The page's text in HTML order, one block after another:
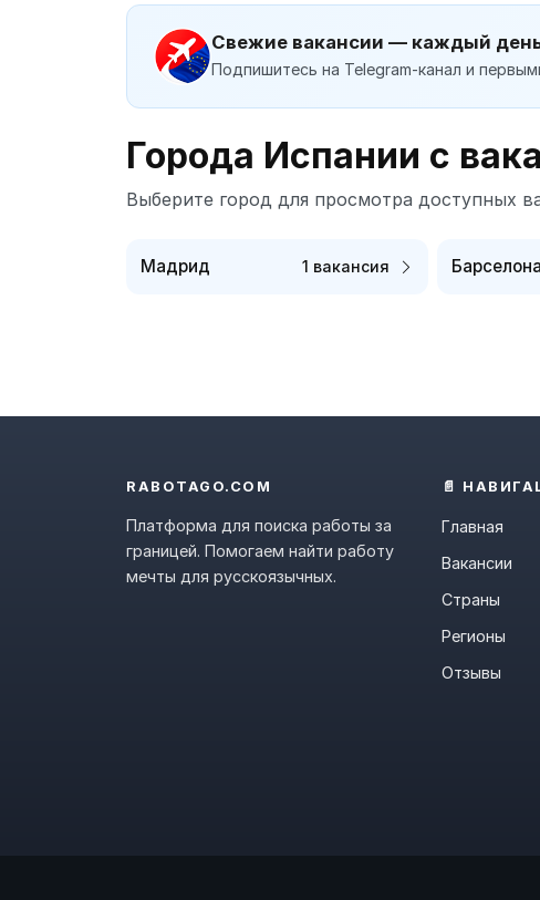
Свежие вакансии — каждый
Подпишитесь на Telegram-канал и
Города Испании с
Выберите город для просмотра доступных
Мадрид 1 вакансия Барселона
RABOTAGO.COM
Платформа для поиска работы за
границей. Помогаем найти работу
мечты для русскоязычных.
📄
Главная
Вакансии
Страны
Регионы
Отзывы